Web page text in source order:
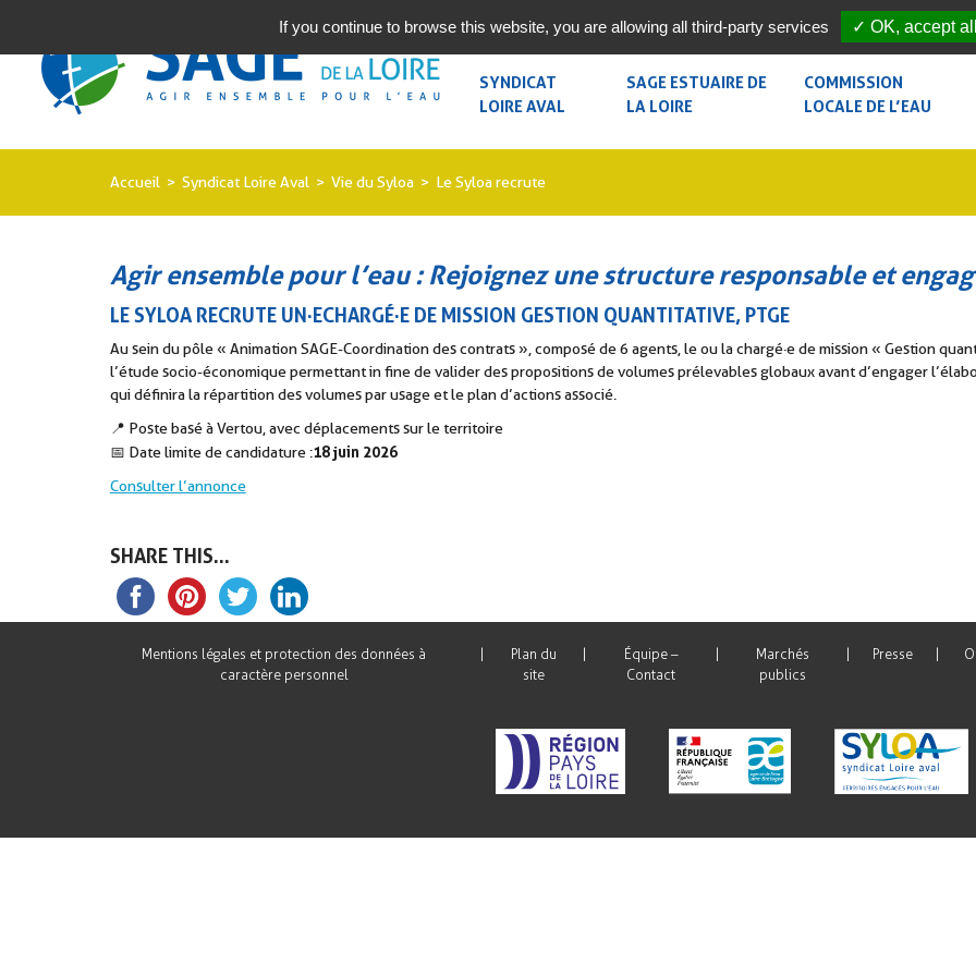
SYNDICAT
LOIRE AVAL
ANIMATION DU SAGE ESTUAIRE DE
CTEAU GOULAINE DIVATTE
ROBINETS
NATURA 2000 MARAIS DE GOULAINE
GESTION DES NIVEAUX D’EAU
GOUVERNANCE DU SYNDICAT
AGENDA
TRAVAUX DU SYLOA
MARCHÉS PUBLICS
LE SYLOA RECRUTE
SAGE ESTUAIRE DE
LA LOIRE
DOCUMENTS CONSTITUTIFS
GESTION QUANTITATIVE
EVALUATION ET SYSTÈMES
COMMISSION
LOCALE DE L’EAU
ORGANISATION ET
AGENDA
NEWSLETTERS
Accueil Syndicat Loire Aval Vie du Syloa Le Syloa recrute
Agir ensemble pour l’eau : Rejoignez une structure responsable et
LE SYLOA RECRUTE UN·ECHARGÉ·E DE MISSION GESTION QUANTITATIVE, PTGE
Au sein du pôle « Animation SAGE-Coordination des contrats », composé de 6 agents, le ou la chargé·e de mission « Gestion
l’étude socio-économique permettant in fine de valider des propositions de volumes prélevables globaux avant d’engager
qui définira la répartition des volumes par usage et le plan d’actions associé.
📍 Poste basé à Vertou, avec déplacements sur le territoire
📅 Date limite de candidature :18 juin 2026
Consulter l’annonce
SHARE THIS...
Mentions légales et protection des données à
caractère personnel
Plan du
site
Équipe –
Contact
Marchés
publics
Presse
If you continue to browse this website, you are allowing all third-party services ✓ OK, accept all